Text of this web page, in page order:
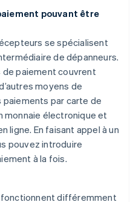
pouvant être
se spécialisent
de dépanneurs.
de paiement couvrent
moyens de
par carte de
monnaie électronique et
ligne. En faisant appel à un
pouvez introduire
à la fois.
différemment